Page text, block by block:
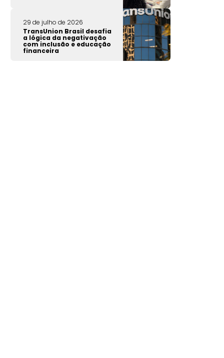
29 de julho de 2026
TransUnion Brasil desafia
a lógica da negativação
com inclusão e educação
financeira